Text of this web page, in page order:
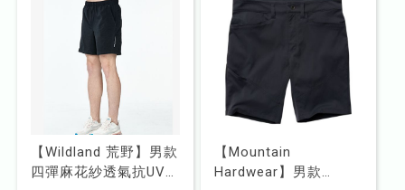
【Wildland 荒野】男款
四彈麻花紗透氣抗UV
【Mountain
Hardwear】男款